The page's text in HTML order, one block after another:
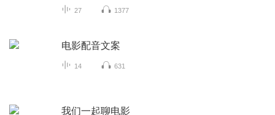
27 1377
电影配音文案
14 631
我们一起聊电影